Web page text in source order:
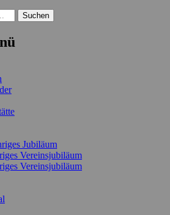
Jubiläum
Vereinsjubiläum
Vereinsjubiläum